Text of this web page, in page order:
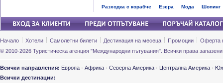
Разходка с корабче Езера Мода Шопинг
Начало Хотели Самолетни билети Дестинация на месеца Промоции
Оферта
© 2010-2026 Туристическа агенция "Международни пътувания". Всички права
Всички направления: Европа · Африка · Северна Америка · Централна Америка ·
Всички дестинации: